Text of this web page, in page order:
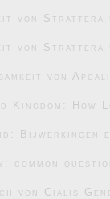
von Strattera-
von Strattera-
von
Kingdom:
Bijwerkingen
common
von Cialis